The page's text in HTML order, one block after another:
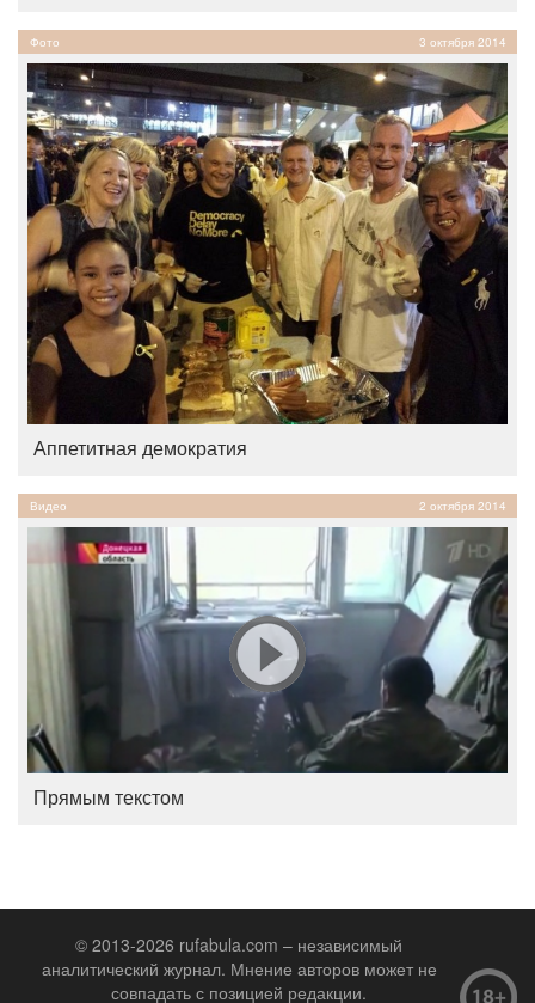
Фото 3 октября 2014
Аппетитная демократия
Видео 2 октября 2014
Прямым текстом
© 2013-2026 rufabula.com – независимый
аналитический журнал. Мнение авторов может не
совпадать с позицией редакции.